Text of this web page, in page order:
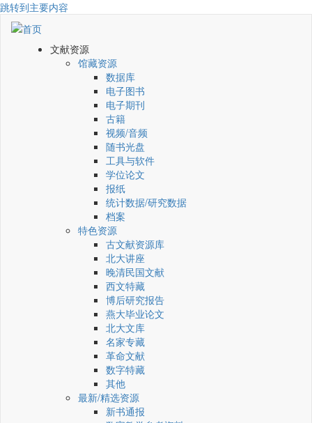
跳转到主要内容
文献资源
馆藏资源
数据库
电子图书
电子期刊
古籍
视频/音频
随书光盘
工具与软件
学位论文
报纸
统计数据/研究数据
档案
特色资源
古文献资源库
北大讲座
晚清民国文献
西文特藏
博后研究报告
燕大毕业论文
北大文库
名家专藏
革命文献
数字特藏
其他
最新/精选资源
新书通报